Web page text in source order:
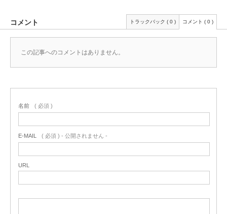
コメント トラックバック ( 0 ) コメント ( 0 )
この記事へのコメントはありません。
名前 ( 必須 )
E-MAIL ( 必須 ) - 公開されません -
URL